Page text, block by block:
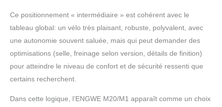
Ce positionnement « intermédiaire » est cohérent avec le
tableau global: un vélo très plaisant, robuste, polyvalent, avec
une autonomie souvent saluée, mais qui peut demander des
optimisations (selle, freinage selon version, détails de finition)
pour atteindre le niveau de confort et de sécurité ressenti que
certains recherchent.
Dans cette logique, l’ENGWE M20/M1 apparaît comme un choix